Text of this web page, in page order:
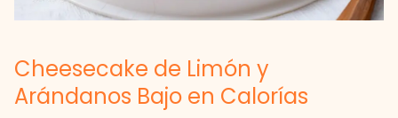
Cheesecake de Limón y
Arándanos Bajo en Calorías